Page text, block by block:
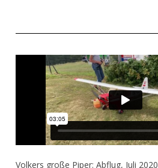
Volkers große Piper: Abflug, Juli 2020